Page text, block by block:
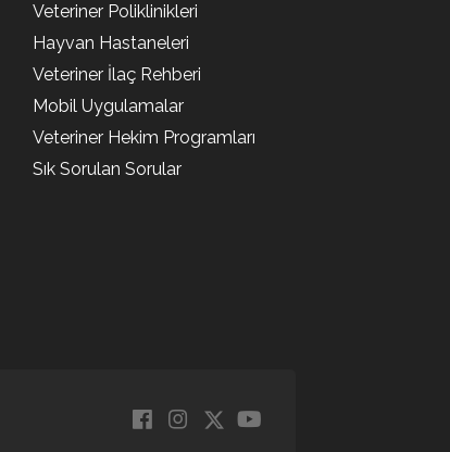
Veteriner Poliklinikleri
Hayvan Hastaneleri
Veteriner İlaç Rehberi
Mobil Uygulamalar
Veteriner Hekim Programları
Sık Sorulan Sorular